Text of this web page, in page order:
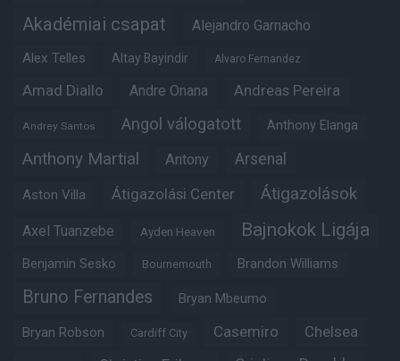
Akadémiai csapat Alejandro Garnacho
Alex Telles Altay Bayindir Alvaro Fernandez
Amad Diallo Andre Onana Andreas Pereira
Andrey Santos Angol válogatott Anthony Elanga
Anthony Martial Antony Arsenal
Aston Villa Átigazolási Center Átigazolások
Axel Tuanzebe Ayden Heaven Bajnokok Ligája
Benjamin Sesko Bournemouth Brandon Williams
Bruno Fernandes Bryan Mbeumo
Bryan Robson Cardiff City Casemiro Chelsea